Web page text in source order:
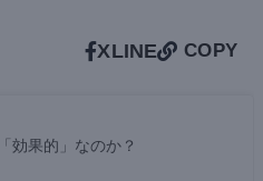
XLINE COPY
効果的」なのか？